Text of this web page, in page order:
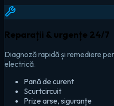
Reparații & urgențe 24/7
Diagnoză rapidă și remediere
electrică.
Pană de curent
Scurtcircuit
Prize arse, siguranțe